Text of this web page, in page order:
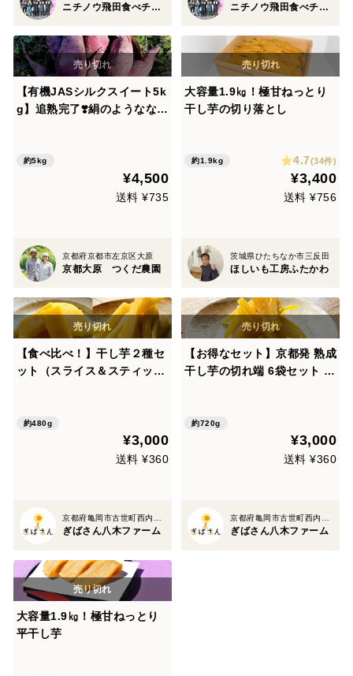
ニチノウ飛田食べチョク店 ニチノウ飛田食べチョク店
【有機JASシルクスイート5k
g】追熟完了❣️絹のようななめ
トポテト、蒸し芋、干し芋、
大学芋など！おやつづくりか
ら離乳食まで！家族が喜ぶ美
約5kg
¥4,500
送料 ¥735
京都府京都市左京区大原
京都大原 つくだ農園
大容量1.9㎏！極甘ねっとり
干し芋の切り落とし
約1.9kg 4.7(34件)
¥3,400
送料 ¥756
茨城県ひたちなか市三反田
ほしいも工房ふたかわ
【食べ比べ！】干し芋２種セ
ット（スライス＆スティック
【父の日ギフト】【夏ギフ
約480g
¥3,000
送料 ¥360
京都府亀岡市古世町西内坪9-3
ぎばさん八木ファーム
【お得なセット】京都発 熟成
干し芋の切れ端 6袋セット 無
ト】【夏ギフト】【お中元】
約720g
¥3,000
送料 ¥360
京都府亀岡市古世町西内坪9-3
ぎばさん八木ファーム
大容量1.9㎏！極甘ねっとり
平干し芋